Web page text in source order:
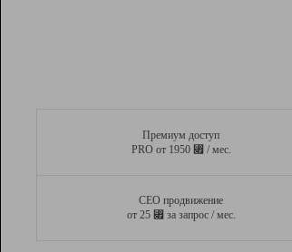
Премиум доступ
PRO от 1950 ⃏ / мес.
СЕО продвижение
от 25 ⃏ за запрос / мес.